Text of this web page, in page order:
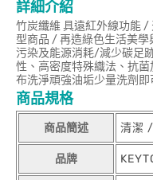
詳細介紹
竹炭纖維 具遠紅外線功能
型商品 / 再造綠色生活美
污染及能源消耗/減少碳足
性、高密度特殊織法、抗
布洗淨頑強油垢少量洗劑
商品規格
商品簡述 清潔
品牌